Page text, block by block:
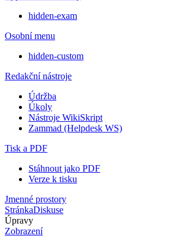
hidden-exam
Osobní menu
hidden-custom
Redakční nástroje
Údržba
Úkoly
Nástroje WikiSkript
Zammad (Helpdesk WS)
Tisk a PDF
Stáhnout jako PDF
Verze k tisku
Jmenné prostory
StránkaDiskuse
Úpravy
Zobrazení